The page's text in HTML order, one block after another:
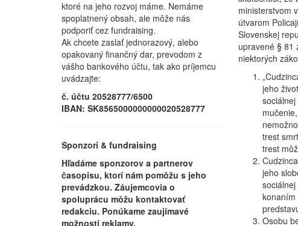
ministerstvom
útvarom
Slovenskej
upravené § 81
niektorých
jeho
trest
trest
jeho
konaním
Osobu
ktoré na jeho rozvoj máme. Nemáme
spoplatnený obsah, ale môže nás
podporiť cez fundraising.
Ak chcete zaslať jednorazový, alebo
opakovaný finančný dar, prevodom z
vášho bankového účtu, tak ako príjemcu
uvádzajte:
č. účtu 20528777/6500
IBAN: SK8565000000000020528777
Sponzori & fundraising
Hľadáme sponzorov a partnerov
časopisu, ktorí nám pomôžu s jeho
prevádzkou. Záujemcovia o
spoluprácu môžu kontaktovať
redakciu. Ponúkame zaujímavé
možnosti reklamy.